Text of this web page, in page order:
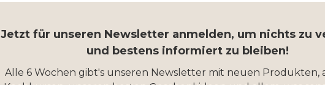
Jetzt für unseren Newsletter anmelden, um nichts zu
und bestens informiert zu bleiben!
Alle 6 Wochen gibt's unseren Newsletter mit neuen Produkten,